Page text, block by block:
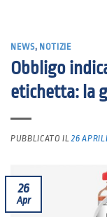
contenuti
NEWS, NOTIZIE
Obbligo
etichetta: la
PUBBLICATO IL26
26
Apr